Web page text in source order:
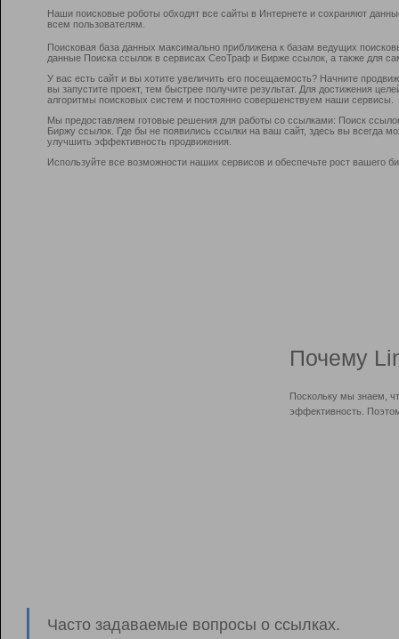
Наши поисковые роботы обходят все сайты в Интернете и сохраняют
всем пользователям.
Поисковая база данных максимально приближена к базам ведущих
данные Поиска ссылок в сервисах СеоТраф и Бирже ссылок, а также для
У вас есть сайт и вы хотите увеличить его посещаемость? Начните
вы запустите проект, тем быстрее получите результат. Для достижения
алгоритмы поисковых систем и постоянно совершенствуем наши сервисы.
Мы предоставляем готовые решения для работы со ссылками: Поиск
Биржу ссылок. Где бы не появились ссылки на ваш сайт, здесь вы всегда
улучшить эффективность продвижения.
Используйте все возможности наших сервисов и обеспечьте рост вашего
Почему
Поскольку мы знаем,
эффективность.
Часто задаваемые вопросы о ссылках.